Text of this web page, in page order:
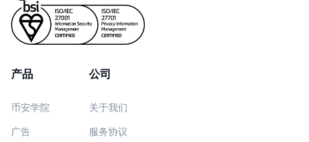
产品
币安学院
广告
公司
关于我们
服务协议